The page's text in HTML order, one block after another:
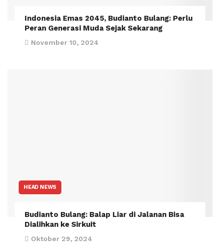
Indonesia Emas 2045, Budianto Bulang: Perlu
Peran Generasi Muda Sejak Sekarang
November 10, 2024
HEAD NEWS
Budianto Bulang: Balap Liar di Jalanan Bisa
Dialihkan ke Sirkuit
Oktober 29, 2024